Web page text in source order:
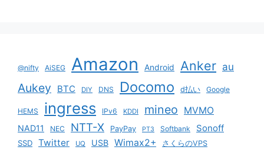
@nifty AiSEG Amazon Android Anker au
Aukey BTC DIY DNS Docomo d払い Google
HEMS ingress IPv6 KDDI mineo MVMO
NAD11 NEC NTT-X PayPay PT3 Softbank Sonoff
SSD Twitter UQ USB Wimax2+ さくらのVPS